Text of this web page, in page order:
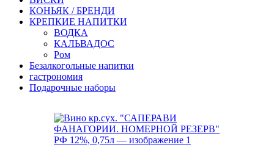
КОНЬЯК / БРЕНДИ
КРЕПКИЕ НАПИТКИ
ВОДКА
КАЛЬВАДОС
Ром
Безалкогольные напитки
гастрономия
Подарочные наборы